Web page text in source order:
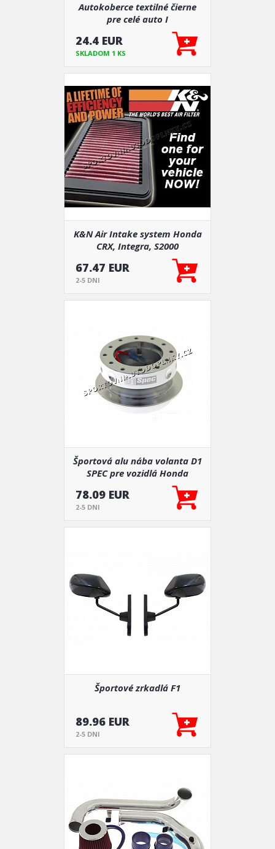
Autokoberce textilné čierne
pre celé auto I
24.4 EUR
SKLADOM 1 KS
K&N Air Intake system Honda
CRX, Integra, S2000
67.47 EUR
2-5 DNI
Športová alu nába volanta D1
SPEC pre vozidlá Honda
78.09 EUR
2-5 DNI
Športové zrkadlá F1
89.96 EUR
2-5 DNI